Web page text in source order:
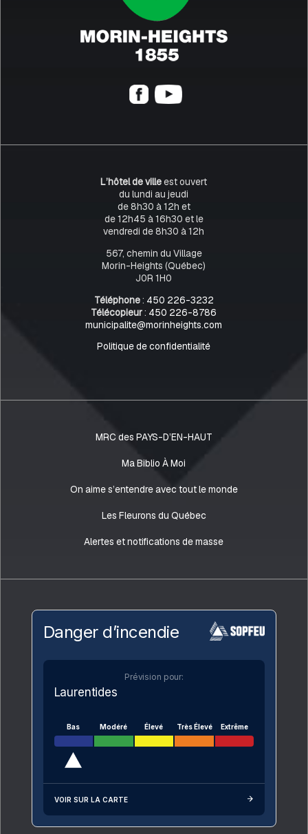
L’hôtel de villeest ouvert
du lundi au jeudi
de 8h30 à 12h et
de 12h45 à 16h30 et le
vendredi de 8h30 à 12h
567, chemin du Village
Morin-Heights (Québec)
J0R 1H0
Téléphone: 450 226-3232
Télécopieur: 450 226-8786
municipalite@morinheights.com
Politique de confidentialité
MRC des PAYS-D’EN-HAUT
Ma Biblio À Moi
On aime s’entendre avec tout le monde
Les Fleurons du Québec
Alertes et notifications de masse
Danger d’incendie
Prévision pour:
Laurentides
Bas Modéré Élevé Très Élevé Extrême
VOIR SUR LA CARTE